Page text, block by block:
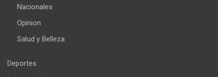
Nacionales
Opinion
Salud y Belleza
Deportes